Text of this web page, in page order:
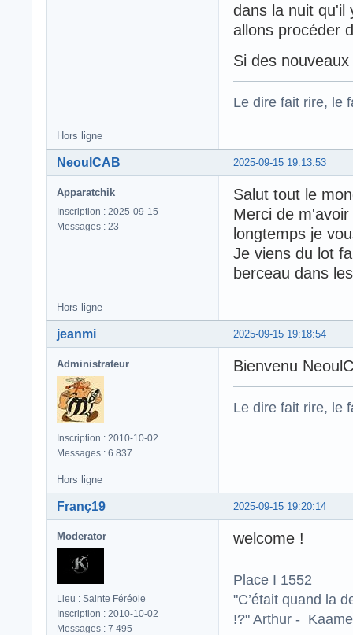
dans la nuit qu'il
allons procéder
Si des
Le dire fait rire, le
Hors ligne
2025-09-15 19:13:53
NeoulCAB
Apparatchik
Inscription : 2025-09-15
Messages : 23
Salut tout le
Merci de
longtemps je
Je viens du lot
berceau dans
Hors ligne
2025-09-15 19:18:54
jeanmi
Administrateur
Inscription : 2010-10-02
Messages : 6 837
Bienvenu
Le dire fait rire, le
Hors ligne
2025-09-15 19:20:14
Franç19
Moderator
Lieu : Sainte Féréole
Inscription : 2010-10-02
Messages : 7 495
welcome !
Place I 1552
"C’était quand la
!?" Arthur -